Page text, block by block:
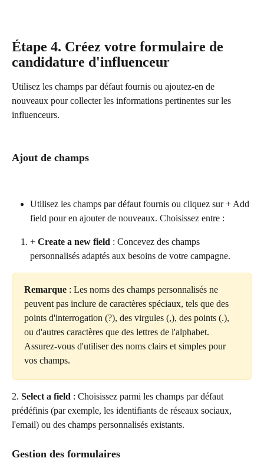
Étape 4. Créez votre formulaire de
candidature d'influenceur
Utilisez les champs par défaut fournis ou ajoutez-en de
nouveaux pour collecter les informations pertinentes sur les
influenceurs.
Ajout de champs
Utilisez les champs par défaut fournis ou cliquez sur + Add
field pour en ajouter de nouveaux. Choisissez entre :
+ Create a new field : Concevez des champs
personnalisés adaptés aux besoins de votre campagne.
Remarque : Les noms des champs personnalisés ne
peuvent pas inclure de caractères spéciaux, tels que des
points d'interrogation (?), des virgules (,), des points (.),
ou d'autres caractères que des lettres de l'alphabet.
Assurez-vous d'utiliser des noms clairs et simples pour
vos champs.
2. Select a field : Choisissez parmi les champs par défaut
prédéfinis (par exemple, les identifiants de réseaux sociaux,
l'email) ou des champs personnalisés existants.
Gestion des formulaires